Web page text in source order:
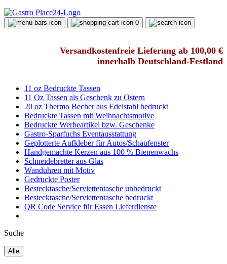
0
Versandkostenfreie Lieferung ab 100,00 €
innerhalb Deutschland-Festland
11 oz Bedruckte Tassen
11 Oz Tassen als Geschenk zu Ostern
20 oz Thermo Becher aus Edelstahl bedruckt
Bedruckte Tassen mit Weihnachtsmotive
Bedruckte Werbeartikel bzw. Geschenke
Gastro-Sparfuchs Eventausstattung
Geplotterte Aufkleber für Autos/Schaufenster
Handgemachte Kerzen aus 100 % Bienenwachs
Schneidebretter aus Glas
Wanduhren mit Motiv
Gedruckte Poster
Bestecktasche/Serviettentasche unbedruckt
Bestecktasche/Serviettentasche bedruckt
QR Code Service für Essen Lieferdienste
Suche
Alle